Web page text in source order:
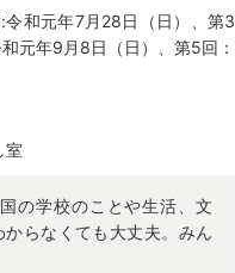
和元年7月28日（日）、第3
元年9月8日（日）、第5回：
室
の学校のことや生活、文
らなくても大丈夫。みん